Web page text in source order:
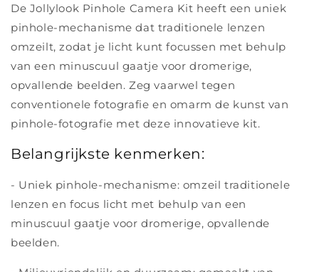
De Jollylook Pinhole Camera Kit heeft een uniek
pinhole-mechanisme dat traditionele lenzen
omzeilt, zodat je licht kunt focussen met behulp
van een minuscuul gaatje voor dromerige,
opvallende beelden. Zeg vaarwel tegen
conventionele fotografie en omarm de kunst van
pinhole-fotografie met deze innovatieve kit.
Belangrijkste kenmerken:
- Uniek pinhole-mechanisme: omzeil traditionele
lenzen en focus licht met behulp van een
minuscuul gaatje voor dromerige, opvallende
beelden.